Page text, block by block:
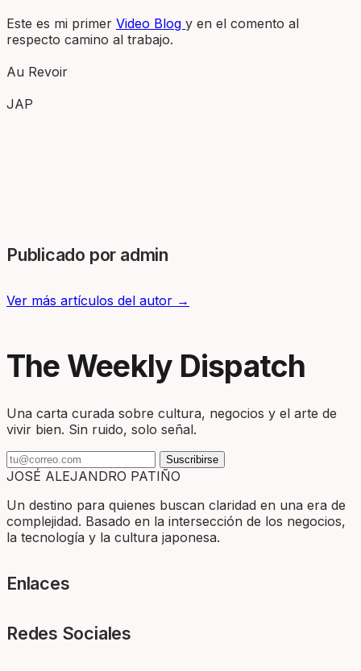
Este es mi primer Video Blog y en el comento al
respecto camino al trabajo.
Au Revoir
JAP
Publicado por admin
Ver más artículos del autor →
The Weekly Dispatch
Una carta curada sobre cultura, negocios y el arte de
vivir bien. Sin ruido, solo señal.
Suscribirse
JOSÉ ALEJANDRO PATIÑO
Un destino para quienes buscan claridad en una era de
complejidad. Basado en la intersección de los negocios,
la tecnología y la cultura japonesa.
Enlaces
Redes Sociales